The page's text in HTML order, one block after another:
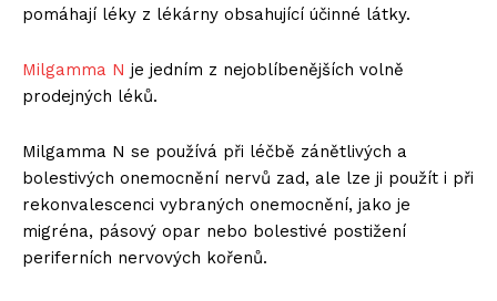
pomáhají léky z lékárny obsahující účinné látky.
Milgamma N je jedním z nejoblíbenějších volně
prodejných léků.
Milgamma N se používá při léčbě zánětlivých a
bolestivých onemocnění nervů zad, ale lze ji použít i při
rekonvalescenci vybraných onemocnění, jako je
migréna, pásový opar nebo bolestivé postižení
periferních nervových kořenů.